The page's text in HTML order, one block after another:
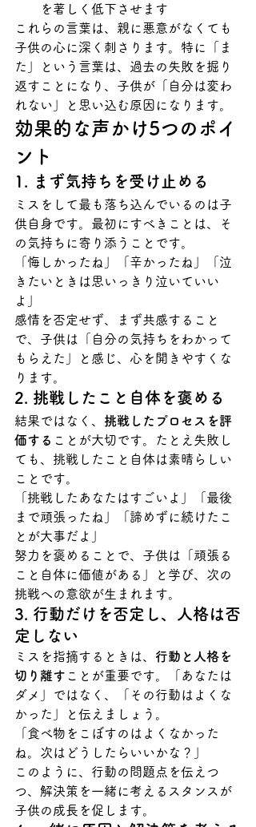
を著しく低下させます
これらの言葉は、親に悪意がなくても
子供の心に深く刺さります。特に「ま
た」という言葉は、過去の失敗を掘り
返すことになり、子供が「自分は変わ
れない」と思い込む原因になります。
効果的な声かけ5つのポイ
ント
1. まず気持ちを受け止める
ミスをして最も落ち込んでいるのは子
供自身です。最初にすべきことは、そ
の気持ちに寄り添うことです。
「悔しかったね」「辛かったね」「泣
きたいときは思いっきり泣いていい
よ」
感情を否定せず、まず共感すること
で、子供は「自分の気持ちをわかって
もらえた」と感じ、心を開きやすくな
ります。
2. 挑戦したこと自体を褒める
結果ではなく、 挑戦したプロセスを評
価する ことが大切です。たとえ失敗し
ても、挑戦したこと自体は素晴らしい
ことです。
「挑戦したあなたはすごいよ」「最後
まで頑張ったね」「諦めずに続けたこ
とが大事だよ」
努力を褒めることで、子供は「頑張る
こと自体に価値がある」と学び、次の
挑戦への意欲が生まれます。
3. 行動だけを否定し、人格は否
定しない
ミスを指摘するときは、 行動と人格を
切り離す ことが重要です。「あなたは
ダメ」ではなく、「その行動はよくな
かった」と伝えましょう。
「食べ物をこぼすのはよくなかった
ね。次はどうしたらいいかな？」
このように、行動の問題点を伝えつ
つ、解決策を一緒に考えるスタンスが
子供の成長を促します。